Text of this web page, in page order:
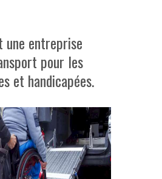
une entreprise
pour les
et handicapées.